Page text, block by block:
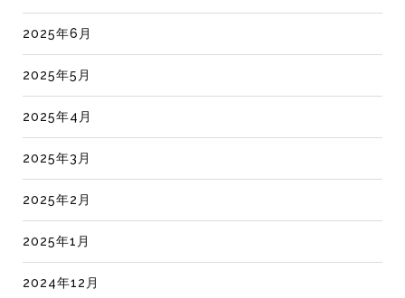
2025年6月
2025年5月
2025年4月
2025年3月
2025年2月
2025年1月
2024年12月